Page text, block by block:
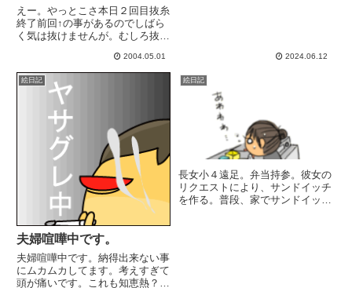
えー。やっとこさ本日２回目抜糸
終了前回↑の事があるのでしばら
く気は抜けませんが。むしろ抜糸
2004.05.01 2024.06.12
絵日記
夫婦喧嘩中です。
夫婦喧嘩中です。納得出来ない事
にムカムカしてます。考えすぎて
頭が痛いです。これも知恵熱？---
絵日記
長女小４遠足。弁当持参。彼女の
リクエストにより、サンドイッチ
を作る。普段、家でサンドイッチ